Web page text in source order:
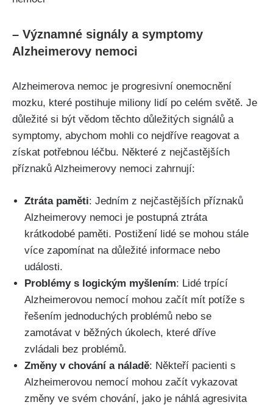
– Významné signály a symptomy
Alzheimerovy nemoci
Alzheimerova nemoc je progresivní onemocnění
mozku, které postihuje miliony lidí po celém světě. Je
důležité si být vědom těchto důležitých signálů a
symptomy, abychom mohli co nejdříve reagovat a
získat potřebnou léčbu. Některé z nejčastějších
příznaků Alzheimerovy nemoci zahrnují:
Ztráta paměti: Jedním z nejčastějších příznaků
Alzheimerovy nemoci je postupná ztráta
krátkodobé paměti. Postižení lidé se mohou stále
více zapomínat na důležité informace nebo
události.
Problémy s logickým myšlením: Lidé trpící
Alzheimerovou nemocí mohou začít mít potíže s
řešením jednoduchých problémů nebo se
zamotávat v běžných úkolech, které dříve
zvládali bez problémů.
Změny v chování a náladě: Někteří pacienti s
Alzheimerovou nemocí mohou začít vykazovat
změny ve svém chování, jako je náhlá agresivita